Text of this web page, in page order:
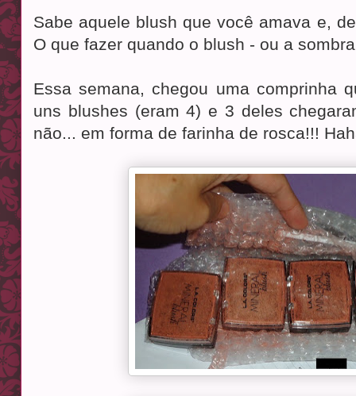
Sabe aquele blush que você amava e,
O que fazer quando o blush - ou a
Essa semana, chegou uma comprinha
uns blushes (eram 4) e 3 deles
não... em forma de farinha de rosca!!!